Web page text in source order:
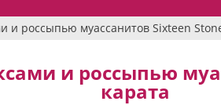
и россыпью муассанитов Sixteen
и россыпью
карата